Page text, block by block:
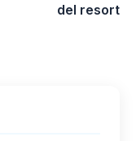
del resort